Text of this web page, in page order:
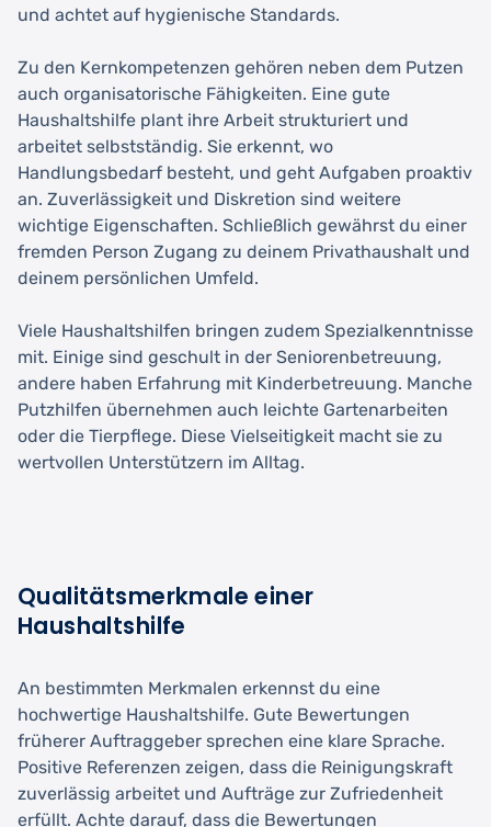
und achtet auf hygienische Standards.
Zu den Kernkompetenzen gehören neben dem Putzen
auch organisatorische Fähigkeiten. Eine gute
Haushaltshilfe plant ihre Arbeit strukturiert und
arbeitet selbstständig. Sie erkennt, wo
Handlungsbedarf besteht, und geht Aufgaben proaktiv
an. Zuverlässigkeit und Diskretion sind weitere
wichtige Eigenschaften. Schließlich gewährst du einer
fremden Person Zugang zu deinem Privathaushalt und
deinem persönlichen Umfeld.
Viele Haushaltshilfen bringen zudem Spezialkenntnisse
mit. Einige sind geschult in der Seniorenbetreuung,
andere haben Erfahrung mit Kinderbetreuung. Manche
Putzhilfen übernehmen auch leichte Gartenarbeiten
oder die Tierpflege. Diese Vielseitigkeit macht sie zu
wertvollen Unterstützern im Alltag.
Qualitätsmerkmale einer
Haushaltshilfe
An bestimmten Merkmalen erkennst du eine
hochwertige Haushaltshilfe. Gute Bewertungen
früherer Auftraggeber sprechen eine klare Sprache.
Positive Referenzen zeigen, dass die Reinigungskraft
zuverlässig arbeitet und Aufträge zur Zufriedenheit
erfüllt. Achte darauf, dass die Bewertungen